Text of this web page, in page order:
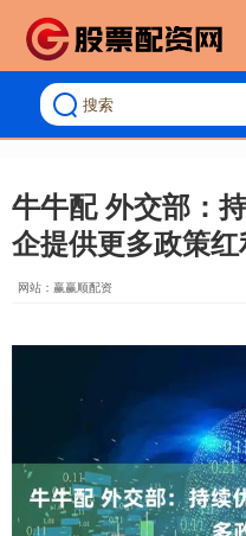
牛牛配 外交部：
企提供更多政策
网站：赢赢顺配资